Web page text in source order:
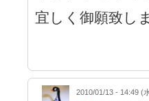
宜しく御願致し
2010/01/13 - 14:49 (